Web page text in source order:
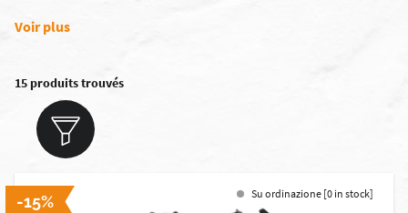
Voir plus
15 produits trouvés
-15% Su ordinazione [0 in stock]